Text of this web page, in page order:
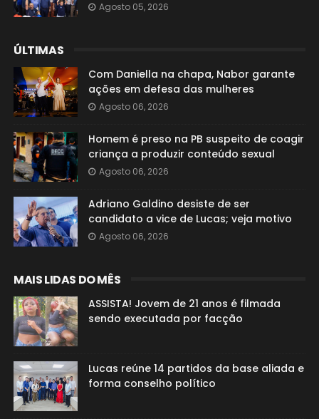
Agosto 05, 2026
ÚLTIMAS
Com Daniella na chapa, Nabor garante
ações em defesa das mulheres
Agosto 06, 2026
Homem é preso na PB suspeito de coagir
criança a produzir conteúdo sexual
Agosto 06, 2026
Adriano Galdino desiste de ser
candidato a vice de Lucas; veja motivo
Agosto 06, 2026
MAIS LIDAS DO MÊS
ASSISTA! Jovem de 21 anos é filmada
sendo executada por facção
Lucas reúne 14 partidos da base aliada e
forma conselho político